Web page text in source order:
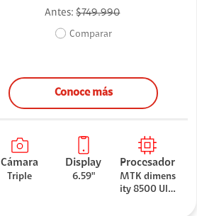
Antes:$749.990
Comparar
Conoce más
Cámara
Triple
Display
6.59"
Procesador
MTK dimens
ity 8500 Ultr